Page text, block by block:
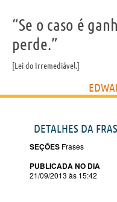
“Se o caso é
perde.”
Lei do Irremediável.
DETALHES DA
SEÇÕES Frases
PUBLICADA NO DIA
21/09/2013 às 15:42